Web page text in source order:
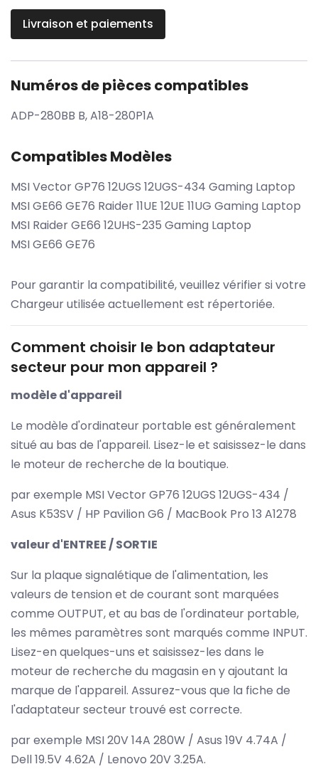
Livraison et paiements
Numéros de pièces compatibles
ADP-280BB B, A18-280P1A
Compatibles Modèles
MSI Vector GP76 12UGS 12UGS-434 Gaming Laptop
MSI GE66 GE76 Raider 11UE 12UE 11UG Gaming Laptop
MSI Raider GE66 12UHS-235 Gaming Laptop
MSI GE66 GE76
Pour garantir la compatibilité, veuillez vérifier si votre
Chargeur utilisée actuellement est répertoriée.
Comment choisir le bon adaptateur
secteur pour mon appareil ?
modèle d'appareil
Le modèle d'ordinateur portable est généralement
situé au bas de l'appareil. Lisez-le et saisissez-le dans
le moteur de recherche de la boutique.
par exemple MSI Vector GP76 12UGS 12UGS-434 /
Asus K53SV / HP Pavilion G6 / MacBook Pro 13 A1278
valeur d'ENTREE / SORTIE
Sur la plaque signalétique de l'alimentation, les
valeurs de tension et de courant sont marquées
comme OUTPUT, et au bas de l'ordinateur portable,
les mêmes paramètres sont marqués comme INPUT.
Lisez-en quelques-uns et saisissez-les dans le
moteur de recherche du magasin en y ajoutant la
marque de l'appareil. Assurez-vous que la fiche de
l'adaptateur secteur trouvé est correcte.
par exemple MSI 20V 14A 280W / Asus 19V 4.74A /
Dell 19.5V 4.62A / Lenovo 20V 3.25A.